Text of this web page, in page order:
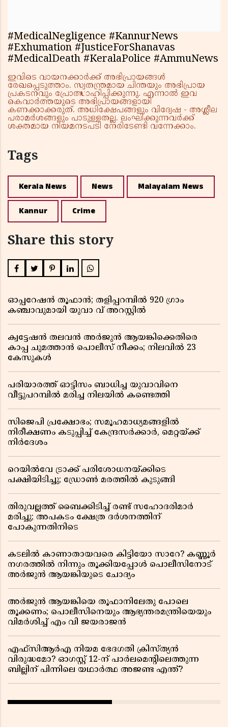
#MedicalNegligence #KannurNews
#Exhumation #JusticeForShanavas
#MedicalDeath #KeralaPolice #AmmuNews
ഇവിടെ വായനക്കാർക്ക് അഭിപ്രായങ്ങൾ
രേഖപ്പെടുത്താം. സ്വതന്ത്രമായ ചിന്തയും അഭിപ്രായ
പ്രകടനവും പ്രോത്സാഹിപ്പിക്കുന്നു. എന്നാൽ ഇവ
കെവാർത്തയുടെ അഭിപ്രായങ്ങളായി
കണക്കാക്കരുത്. അധിക്ഷേപങ്ങളും വിദ്വേഷ - അശ്ലീല
പരാമർശങ്ങളും പാടുള്ളതല്ല. ലംഘിക്കുന്നവർക്ക്
ശക്തമായ നിയമനടപടി നേരിടേണ്ടി വന്നേക്കാം.
Tags
Kerala News News Malayalam News
Kannur Crime
Share this story
ഓപ്പറേഷൻ തൂഫാൻ; തളിപ്പറമ്പിൽ 920 ഗ്രാം
കഞ്ചാവുമായി യുവാ വ് അറസ്റ്റിൽ
ക്വട്ടേഷൻ തലവൻ അർജുൻ ആയങ്കിക്കെതിരെ
കാപ്പ ചുമത്താൻ പൊലീസ് നീക്കം; നിലവിൽ 23
കേസുകൾ
പരിയാരത്ത് ഓട്ടിസം ബാധിച്ച യുവാവിനെ
വീട്ടുപറമ്പിൽ മരിച്ച നിലയിൽ കണ്ടെത്തി
സിജെപി പ്രക്ഷോഭം; സമൂഹമാധ്യമങ്ങളിൽ
നിരീക്ഷണം കടുപ്പിച്ച് കേന്ദ്രസർക്കാർ, മെറ്റയ്ക്ക്
നിർദേശം
റെയിൽവേ ട്രാക്ക് പരിശോധനയ്ക്കിടെ
പക്ഷിയിടിച്ചു; ഡ്രോൺ മരത്തിൽ കുടുങ്ങി
തിരുവല്ലത്ത് ബൈക്കിടിച്ച് രണ്ട് സഹോദരിമാർ
മരിച്ചു; അപകടം ക്ഷേത്ര ദർശനത്തിന്
പോകുന്നതിനിടെ
കടലിൽ കാണാതായവരെ കിട്ടിയോ സാറേ? കണ്ണൂർ
നഗരത്തിൽ നിന്നും തൂക്കിയപ്പോൾ പൊലീസിനോട്
അർജുൻ ആയങ്കിയുടെ ചോദ്യം
അർജുൻ ആയങ്കിയെ തൂഫാനിലേതു പോലെ
തൂക്കണം; പൊലീസിനെയും ആഭ്യന്തരമന്ത്രിയെയും
വിമർശിച്ച് എം വി ജയരാജൻ
എഫ്സിആർഎ നിയമ ഭേദഗതി ക്രിസ്ത്യൻ
വിരുദ്ധമോ? ഓഗസ്റ്റ് 12-ന് പാർലമെന്റിലെത്തുന്ന
ബില്ലിന് പിന്നിലെ യഥാർത്ഥ അജണ്ട എന്ത്?